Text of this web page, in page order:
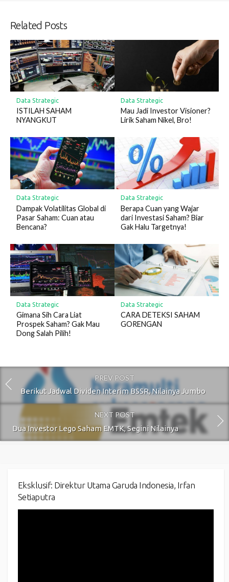
Related Posts
Data Strategic
ISTILAH SAHAM
NYANGKUT
Data Strategic
Mau Jadi Investor Visioner?
Lirik Saham Nikel, Bro!
Data Strategic
Dampak Volatilitas Global di
Pasar Saham: Cuan atau
Bencana?
Data Strategic
Berapa Cuan yang Wajar
dari Investasi Saham? Biar
Gak Halu Targetnya!
Data Strategic
Gimana Sih Cara Liat
Prospek Saham? Gak Mau
Dong Salah Pilih!
Data Strategic
CARA DETEKSI SAHAM
GORENGAN
PREV POST
Berikut Jadwal Dividen Interim BSSR, Nilainya Jumbo
NEXT POST
Dua Investor Lego Saham EMTK, Segini Nilainya
Eksklusif: Direktur Utama Garuda Indonesia, Irfan
Setiaputra